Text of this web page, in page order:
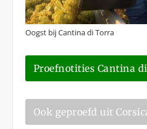
Oogst bij Cantina di Torra
Proefnotities Cantina
Ook geproefd uit